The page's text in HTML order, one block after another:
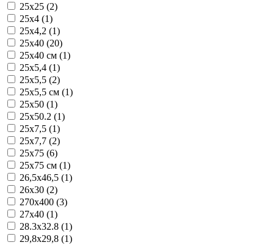
25x25 (2)
25x4 (1)
25x4,2 (1)
25x40 (20)
25x40 см (1)
25x5,4 (1)
25x5,5 (2)
25x5,5 см (1)
25x50 (1)
25x50.2 (1)
25x7,5 (1)
25x7,7 (2)
25x75 (6)
25x75 см (1)
26,5x46,5 (1)
26x30 (2)
270x400 (3)
27x40 (1)
28.3x32.8 (1)
29,8x29,8 (1)